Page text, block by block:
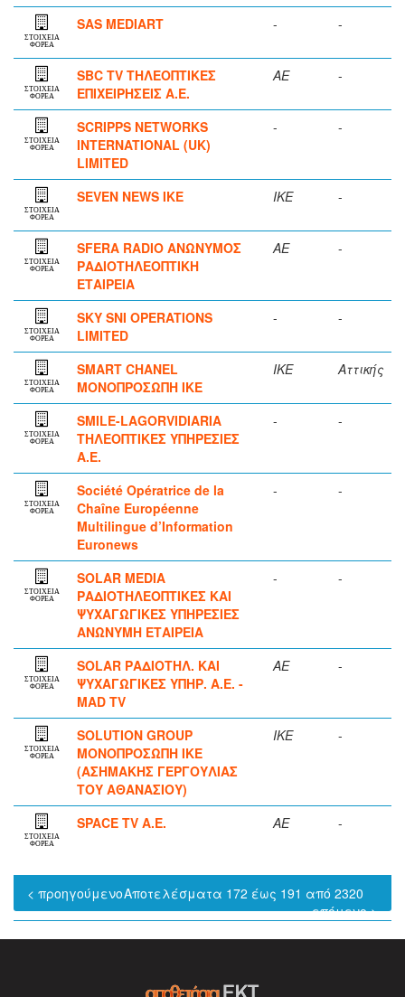
ΣΤΟΙΧΕΙΑ
ΦΟΡΕΑ
SAS MEDIART - -
ΣΤΟΙΧΕΙΑ
ΦΟΡΕΑ
SBC TV ΤΗΛΕΟΠΤΙΚΕΣ
ΕΠΙΧΕΙΡΗΣΕΙΣ Α.Ε.
ΑΕ -
ΣΤΟΙΧΕΙΑ
ΦΟΡΕΑ
SCRIPPS NETWORKS
INTERNATIONAL (UK)
LIMITED
- -
ΣΤΟΙΧΕΙΑ
ΦΟΡΕΑ
SEVEN NEWS ΙΚΕ ΙΚΕ -
ΣΤΟΙΧΕΙΑ
ΦΟΡΕΑ
SFERA RADIO ΑΝΩΝΥΜΟΣ
ΡΑΔΙΟΤΗΛΕΟΠΤΙΚΗ
ΕΤΑΙΡΕΙΑ
ΑΕ -
ΣΤΟΙΧΕΙΑ
ΦΟΡΕΑ
SKY SNI OPERATIONS
LIMITED
- -
ΣΤΟΙΧΕΙΑ
ΦΟΡΕΑ
SMART CHANEL
ΜΟΝΟΠΡΟΣΩΠΗ ΙΚΕ
ΙΚΕ Αττικής
ΣΤΟΙΧΕΙΑ
ΦΟΡΕΑ
SMILE-LAGORVIDIARIA
ΤΗΛΕΟΠΤΙΚΕΣ ΥΠΗΡΕΣΙΕΣ
Α.Ε.
- -
ΣΤΟΙΧΕΙΑ
ΦΟΡΕΑ
Société Opératrice de la
Chaîne Européenne
Multilingue d’Information
Euronews
- -
ΣΤΟΙΧΕΙΑ
ΦΟΡΕΑ
SOLAR MEDIA
ΡΑΔΙΟΤΗΛΕΟΠΤΙΚΕΣ ΚΑΙ
ΨΥΧΑΓΩΓΙΚΕΣ ΥΠΗΡΕΣΙΕΣ
ΑΝΩΝΥΜΗ ΕΤΑΙΡΕΙΑ
- -
ΣΤΟΙΧΕΙΑ
ΦΟΡΕΑ
SOLAR ΡΑΔΙΟΤΗΛ. ΚΑΙ
ΨΥΧΑΓΩΓΙΚΕΣ ΥΠΗΡ. Α.Ε. -
MAD TV
ΑΕ -
ΣΤΟΙΧΕΙΑ
ΦΟΡΕΑ
SOLUTION GROUP
ΜΟΝΟΠΡΟΣΩΠΗ ΙΚΕ
(ΑΣΗΜΑΚΗΣ ΓΕΡΓΟΥΛΙΑΣ
ΤΟΥ ΑΘΑΝΑΣΙΟΥ)
ΙΚΕ -
ΣΤΟΙΧΕΙΑ
ΦΟΡΕΑ
SPACE TV Α.Ε. ΑΕ -
Αποτελέσματα 172 έως 191 από 2320
< προηγούμενο
επόμενο >